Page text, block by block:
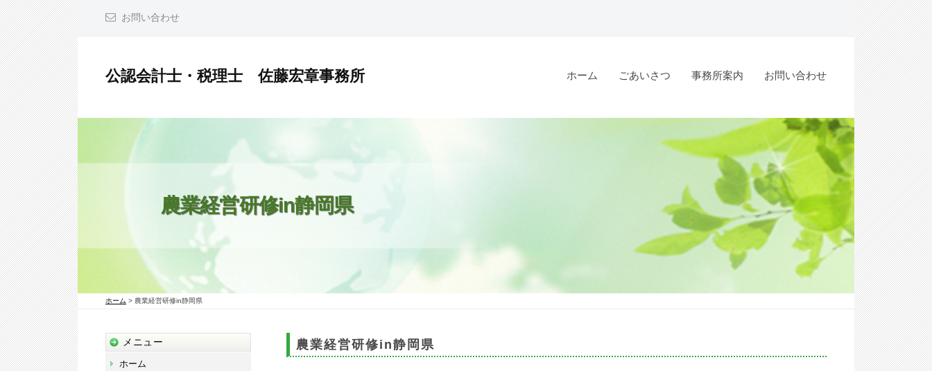
コ
ン
テ
ン
ツ
へ
ス
キ
ッ
プ
お問い合わせ
公認会計士・税理士 佐藤宏章事務所
認
佐
宏
章
ホーム ごあいさつ 事務所案内 お問い合わせ
農業経営研修in静岡県
ホーム > 農業経営研修in静岡県
農業経営研修in静岡県
メニュー
ホーム